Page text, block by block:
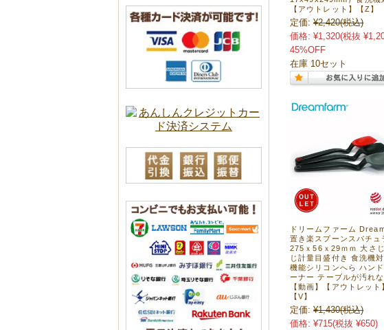
【アウトレット】【Z】
定価: ¥2,420(税込)
価格: ¥1,320(税抜
45%OFF
在庫 10セット
ドリームファーム
置き楽スプーンスパチュ
275ｘ56ｘ29ｍｍ 大さ
じ計量目盛付き 食洗機
機能シリコンへら ハンド
ーナー テーブルが汚れ
【動画】【アウトレット
【V】
定価: ¥1,430(税込)
価格: ¥715(税抜 ¥650)